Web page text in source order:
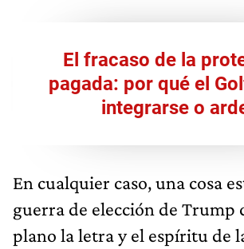
El fracaso de la
pagada: por qué el
integrarse o
En cualquier caso, una cosa
guerra de elección de Trump
plano la letra y el espíritu de